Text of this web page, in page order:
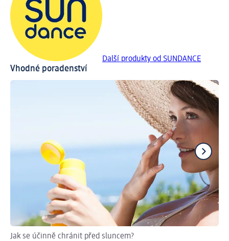
Další produkty od SUNDANCE
Vhodné poradenství
Jak se účinně chránit před sluncem?